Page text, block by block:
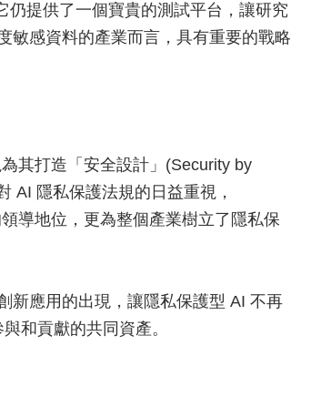
仍提供了一個寶貴的測試平台，讓研究
敏感資料的產業而言，具有重要的戰略
其打造「安全設計」(Security by
AI 隱私保護法規的日益重視，
導地位，更為整個產業樹立了隱私保
新應用的出現，讓隱私保護型 AI 不再
和貢獻的共同資產。